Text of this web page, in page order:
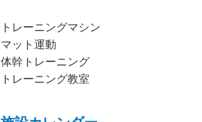
トレーニングマシン
マット運動
体幹トレーニング
トレーニング教室